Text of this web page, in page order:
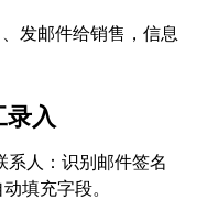
发邮件给销售，信息
录入
系人：识别邮件签名
填充字段。